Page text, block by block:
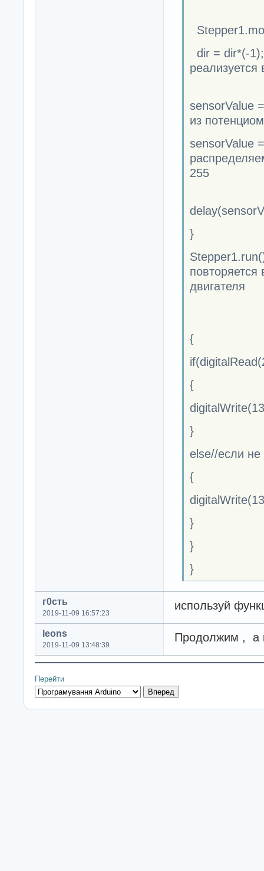
dir = dir*(-
sensorValue
из
sensorValue
255
}
двигателя
{
{
}
else//если
{
}
}
}
г0сть
2019-11-09 16:57:23
используй
leons
2019-11-09 13:48:39
Продолжим , а
Перейти